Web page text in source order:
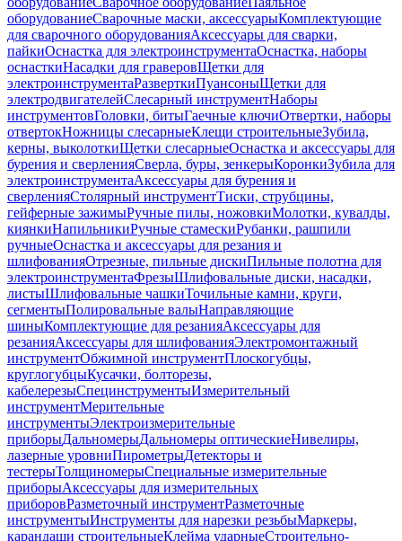
оборудованиеСварочные маски, аксессуарыКомплектующие
для сварочного оборудованияАксессуары для сварки,
пайкиОснастка для электроинструментаОснастка, наборы
оснасткиНасадки для граверовЩетки для
электроинструментаРазверткиПуансоныЩетки для
электродвигателейСлесарный инструментНаборы
инструментовГоловки, битыГаечные ключиОтвертки, наборы
отвертокНожницы слесарныеКлещи строительныеЗубила,
керны, выколоткиЩетки слесарныеОснастка и аксессуары для
бурения и сверленияСверла, буры, зенкерыКоронкиЗубила для
электроинструментаАксессуары для бурения и
сверленияСтолярный инструментТиски, струбцины,
гейферные зажимыРучные пилы, ножовкиМолотки, кувалды,
киянкиНапильникиРучные стамескиРубанки, рашпили
ручныеОснастка и аксессуары для резания и
шлифованияОтрезные, пильные дискиПильные полотна для
электроинструментаФрезыШлифовальные диски, насадки,
листыШлифовальные чашкиТочильные камни, круги,
сегментыПолировальные валыНаправляющие
шиныКомплектующие для резанияАксессуары для
резанияАксессуары для шлифованияЭлектромонтажный
инструментОбжимной инструментПлоскогубцы,
круглогубцыКусачки, болторезы,
кабелерезыСпецинструментыИзмерительный
инструментМерительные
инструментыЭлектроизмерительные
приборыДальномерыДальномеры оптическиеНивелиры,
лазерные уровниПирометрыДетекторы и
тестерыТолщиномерыСпециальные измерительные
приборыАксессуары для измерительных
приборовРазметочный инструментРазметочные
инструментыИнструменты для нарезки резьбыМаркеры,
карандаши строительныеКлейма ударныеСтроительно-